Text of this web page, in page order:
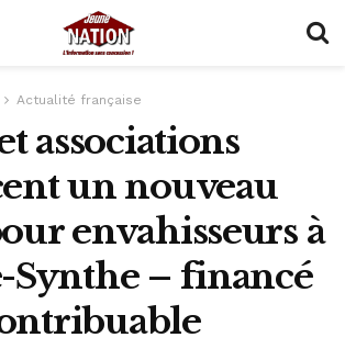
Actualité française
associations
un nouveau
envahisseurs à
Synthe – financé